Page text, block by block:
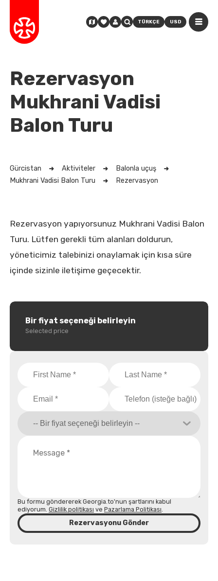
TÜRKÇE USD
Rezervasyon
Mukhrani Vadisi
Balon Turu
Gürcistan Aktiviteler
Balonla uçuş
Mukhrani Vadisi Balon Turu
Rezervasyon
Rezervasyon yapıyorsunuz Mukhrani Vadisi Balon
Turu. Lütfen gerekli tüm alanları doldurun,
yöneticimiz talebinizi onaylamak için kısa süre
içinde sizinle iletişime geçecektir.
Bu formu göndererek Georgia.to'nun şartlarını kabul
ediyorum. Gizlilik politikası ve Pazarlama Politikası.
Rezervasyonu Gönder
Bir fiyat seçeneği belirleyin
Selected price